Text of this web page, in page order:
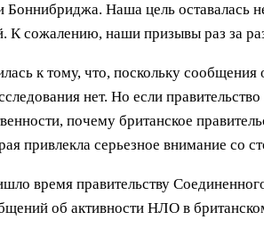
Наша цель оставалась
сожалению, наши призывы раз за
к тому, что, поскольку
нет. Но если
почему британское
привлекла серьезное внимание
время правительству
об активности НЛО в